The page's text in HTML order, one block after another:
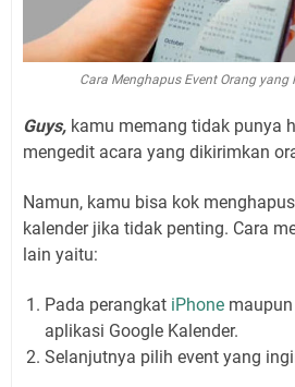
Cara Menghapus Event Orang
Guys, kamu memang tidak punya
mengedit acara yang dikirimkan
Namun, kamu bisa kok
kalender jika tidak penting. Cara
lain yaitu:
Pada perangkat iPhone
aplikasi Google Kalender.
Selanjutnya pilih event yang